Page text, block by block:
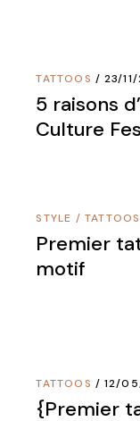
TATTOOS 23/
5 raisons
Culture
STYLE / TATTOOS
Premier
motif
TATTOOS 12/
{Premier